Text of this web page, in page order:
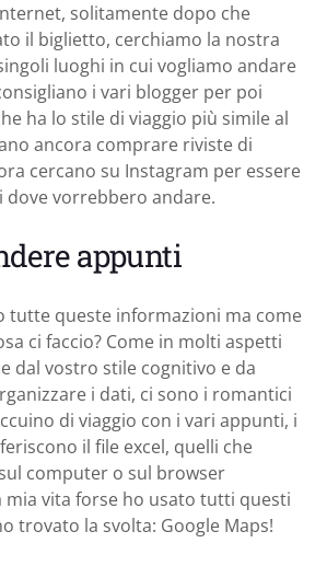
solitamente dopo che
il biglietto, cerchiamo la nostra
luoghi in cui vogliamo andare
i vari blogger per poi
ha lo stile di viaggio più simile al
ancora comprare riviste di
cercano su Instagram per essere
dove vorrebbero andare.
appunti
tutte queste informazioni ma come
ci faccio? Come in molti aspetti
dal vostro stile cognitivo e da
i dati, ci sono i romantici
di viaggio con i vari appunti, i
il file excel, quelli che
computer o sul browser
mia vita forse ho usato tutti questi
trovato la svolta: Google Maps!